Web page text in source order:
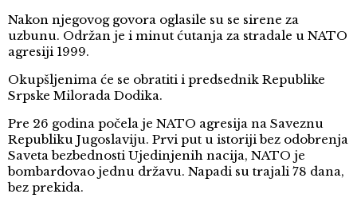
Nakon njegovog govora oglasile su se sirene za
uzbunu. Održan je i minut ćutanja za stradale u NATO
agresiji 1999.
Okupšljenima će se obratiti i predsednik Republike
Srpske Milorada Dodika.
Pre 26 godina počela je NATO agresija na Saveznu
Republiku Jugoslaviju. Prvi put u istoriji bez odobrenja
Saveta bezbednosti Ujedinjenih nacija, NATO je
bombardovao jednu državu. Napadi su trajali 78 dana,
bez prekida.